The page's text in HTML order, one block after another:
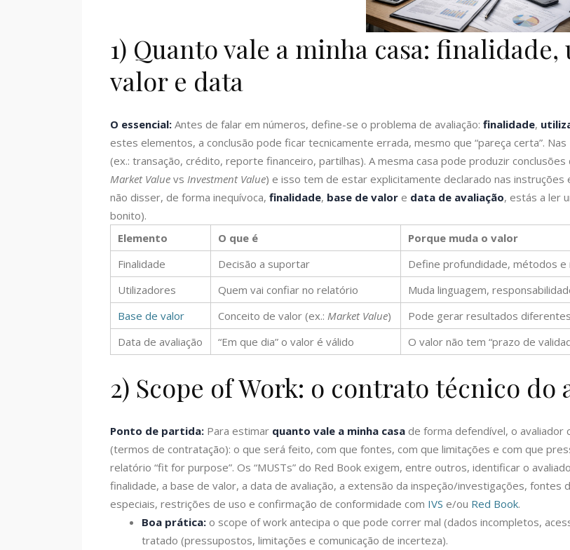
1) Quanto vale a minha casa:
valor e data
O essencial: Antes de falar em números, define-se o problema de avaliação: finalidade,
estes elementos, a conclusão pode ficar tecnicamente errada, mesmo que “pareça certa”.
(ex.: transação, crédito, reporte financeiro, partilhas). A mesma casa pode produzir
Market Value vs Investment Value) e isso tem de estar explicitamente declarado nas
não disser, de forma inequívoca, finalidade, base de valor e data de avaliação, estás a ler
bonito).
Elemento
O que é Porque muda o valor
Finalidade
Decisão a suportar Define profundidade, métodos e
Utilizadores
Quem vai confiar no relatório Muda linguagem,
Base de valor
Conceito de valor (ex.: Market Value) Pode gerar resultados diferentes
Data de avaliação
“Em que dia” o valor é válido O valor não tem “prazo de
2) Scope of Work: o contrato técnico do
Ponto de partida: Para estimar quanto vale a minha casa de forma defendível, o
(termos de contratação): o que será feito, com que fontes, com que limitações e com que
relatório “fit for purpose”. Os “MUSTs” do Red Book exigem, entre outros, identificar o
finalidade, a base de valor, a data de avaliação, a extensão da inspeção/investigações,
especiais, restrições de uso e confirmação de conformidade com IVS e/ou Red Book.
Boa prática: o scope of work antecipa o que pode correr mal (dados incompletos,
tratado (pressupostos, limitações e comunicação de incerteza).